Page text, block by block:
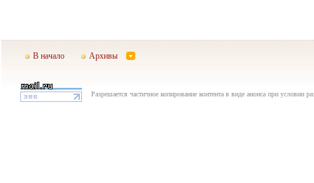
В начало Архивы
Разрешается частичное копирование контента в виде анонса при условии